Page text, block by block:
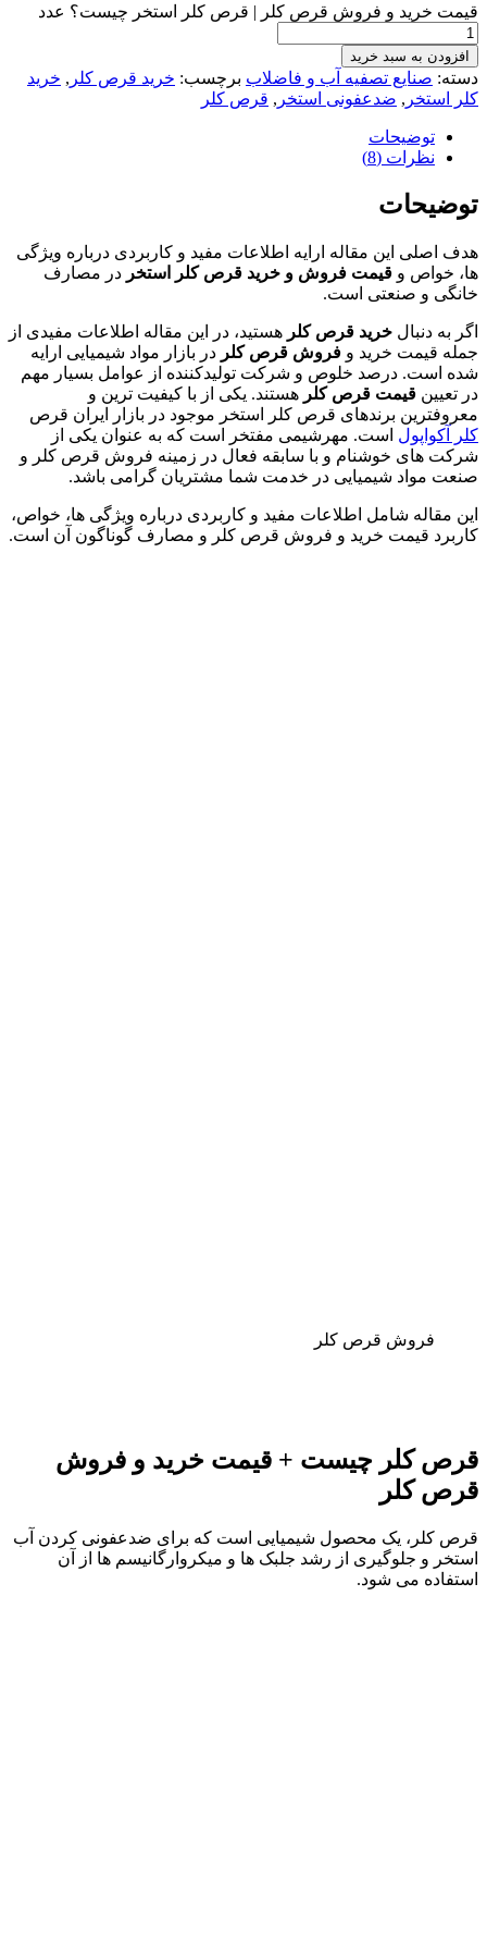
قیمت خرید و فروش قرص کلر | قرص کلر استخر چیست؟ عدد
افزودن به سبد خرید
دسته: صنایع تصفیه آب و فاضلاب برچسب: خرید قرص کلر , خرید
کلر استخر , ضدعفونی استخر , قرص کلر
توضیحات
نظرات (8)
توضیحات
هدف اصلی این مقاله ارایه اطلاعات مفید و کاربردی درباره ویژگی‌
ها، خواص و قیمت فروش و خرید قرص کلر استخر در مصارف
خانگی و صنعتی است.
اگر به دنبال خرید قرص کلر هستید، در این مقاله اطلاعات مفیدی از
جمله قیمت خرید و فروش قرص کلر در بازار مواد شیمیایی ارایه
شده است. درصد خلوص و شرکت تولیدکننده از عوامل بسیار مهم
در تعیین قیمت قرص کلر هستند. یکی از با کیفیت ترین و
معروفترین برندهای قرص کلر استخر موجود در بازار ایران قرص
کلر آکواپول است. مهرشیمی مفتخر است که به عنوان یکی از
شرکت های خوشنام و با سابقه فعال در زمینه فروش قرص کلر و
صنعت مواد شیمیایی در خدمت شما مشتریان گرامی باشد.
این مقاله شامل اطلاعات مفید و کاربردی درباره ویژگی‌ ها، خواص،
کاربرد قیمت خرید و فروش قرص کلر و مصارف گوناگون آن است.
فروش قرص کلر
قرص‌ کلر چیست + قیمت خرید و فروش
قرص کلر
قرص‌ کلر، یک محصول شیمیایی است که برای ضدعفونی کردن آب
استخر و جلوگیری از رشد جلبک‌ ها و میکروارگانیسم‌ ها از آن
استفاده می شود.